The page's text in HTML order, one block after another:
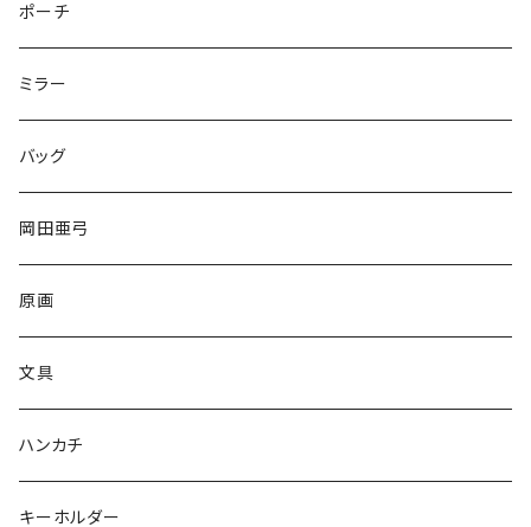
ポーチ
ミラー
バッグ
岡田亜弓
原画
文具
ハンカチ
キーホルダー